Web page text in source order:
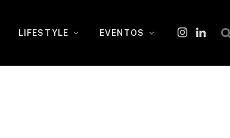
LIFESTYLE EVENTOS
Instagram
O